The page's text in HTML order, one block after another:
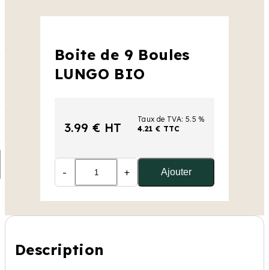
Boite de 9 Boules
LUNGO BIO
3.99 € HT
Taux de TVA: 5.5 %
4.21 € TTC
- + Ajouter
Description